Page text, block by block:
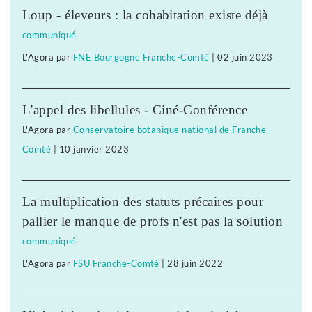
Loup - éleveurs : la cohabitation existe déjà
communiqué
L'Agora par FNE Bourgogne Franche-Comté |02 juin 2023
L'appel des libellules - Ciné-Conférence
L'Agora par Conservatoire botanique national de Franche-
Comté
10 janvier 2023
La multiplication des statuts précaires pour
pallier le manque de profs n'est pas la solution
communiqué
L'Agora par FSU Franche-Comté 28 juin 2022